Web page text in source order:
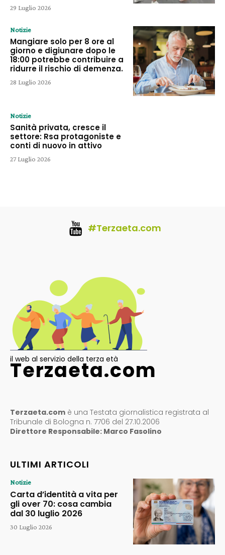
29 Luglio 2026
Notizie
Mangiare solo per 8 ore al
giorno e digiunare dopo le
18:00 potrebbe contribuire a
ridurre il rischio di demenza.
28 Luglio 2026
Notizie
Sanità privata, cresce il
settore: Rsa protagoniste e
conti di nuovo in attivo
27 Luglio 2026
#Terzaeta.com
il web al servizio della terza età
Terzaeta.com
Terzaeta.com è una Testata giornalistica registrata al
Tribunale di Bologna n. 7706 del 27.10.2006
Direttore Responsabile: Marco Fasolino
ULTIMI ARTICOLI
Notizie
Carta d’identità a vita per
gli over 70: cosa cambia
dal 30 luglio 2026
30 Luglio 2026